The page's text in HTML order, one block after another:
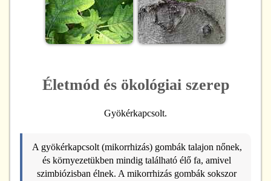
Életmód és ökológiai szerep
Gyökérkapcsolt.
A gyökérkapcsolt (mikorrhizás) gombák talajon nőnek,
és környezetükben mindig található élő fa, amivel
szimbiózisban élnek. A mikorrhizás gombák sokszor